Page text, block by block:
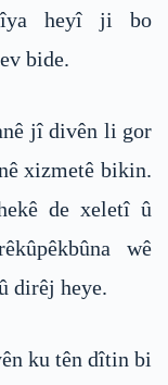
heyî ji bo
bide.
jî divên li gor
xizmetê bikin.
de xeletî û
wê
dirêj heye.
ku tên dîtin bi